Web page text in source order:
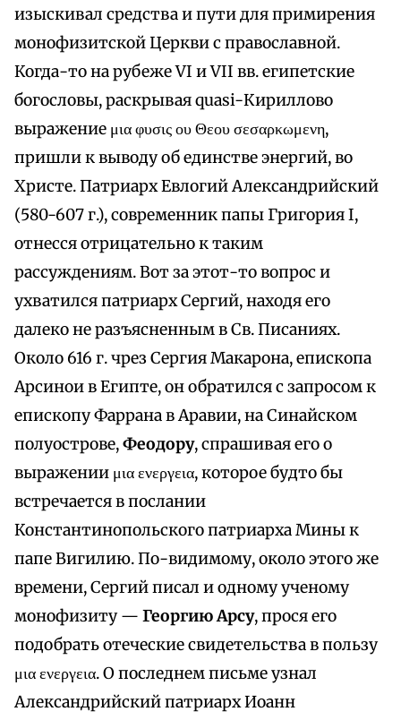
изыскивал средства и пути для примирения
монофизитской Церкви с православной.
Когда-то на рубеже VI и VII вв. египетские
богословы, раскрывая quasi-Кириллово
выражение μια φυσις ου Θεου σεσαρκωμενη,
пришли к выводу об единстве энергий, во
Христе. Патриарх Евлогий Александрийский
(580-607 г.), современник папы Григория I,
отнесся отрицательно к таким
рассуждениям. Вот за этот-то вопрос и
ухватился патриарх Сергий, находя его
далеко не разъясненным в Св. Писаниях.
Около 616 г. чрез Сергия Макарона, епископа
Арсинои в Египте, он обратился с запросом к
епископу Фаррана в Аравии, на Синайском
полуострове,Феодору, спрашивая его о
выражении μια ενεργεια, которое будто бы
встречается в послании
Константинопольского патриарха Мины к
папе Вигилию. По-видимому, около этого же
времени, Сергий писал и одному ученому
монофизиту — Георгию Арсу, прося его
подобрать отеческие свидетельства в пользу
μια ενεργεια. О последнем письме узнал
Александрийский патриарх Иоанн